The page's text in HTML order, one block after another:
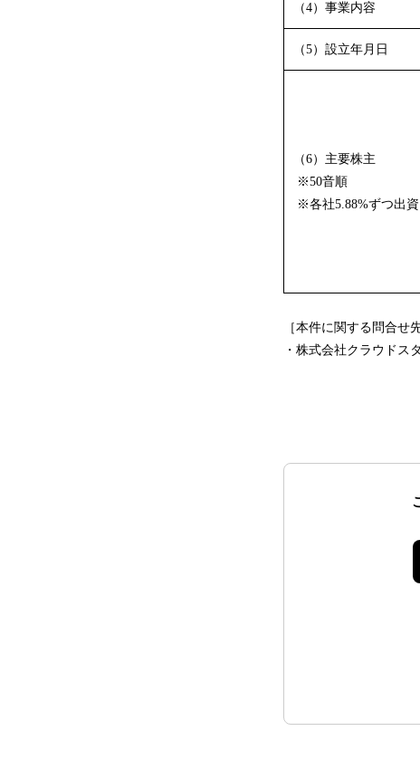
（4）事業内容
（5）設立年月日
（6）主要株主
※50音順
※各社5.88%ずつ出資
［本件に関する問合せ先
・株式会社クラウドス